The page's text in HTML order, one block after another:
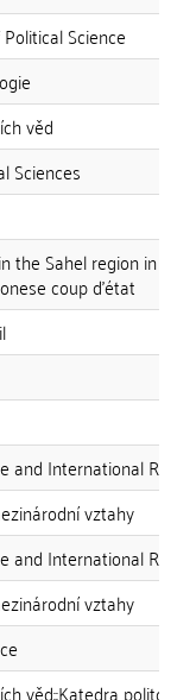
Science
věd
Sciences
the Sahel region in
coup d'état
and International
vztahy
and International
vztahy
věd::Katedra